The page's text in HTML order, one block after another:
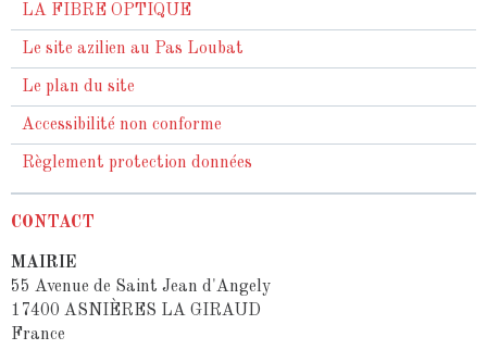
LA FIBRE OPTIQUE
Le site azilien au Pas Loubat
Le plan du site
Accessibilité non conforme
Règlement protection données
CONTACT
MAIRIE
55 Avenue de Saint Jean d'Angely
17400 ASNIÈRES LA GIRAUD
France